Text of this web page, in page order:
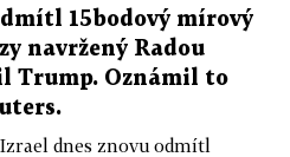
15bodový mírový
navržený Radou
Trump. Oznámil to
dnes znovu odmítl